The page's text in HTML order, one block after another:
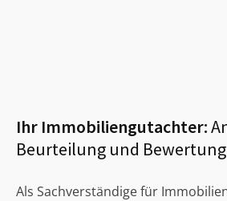
Ihr Immobiliengutachter:
Beurteilung und Bewertung
Als Sachverständige für